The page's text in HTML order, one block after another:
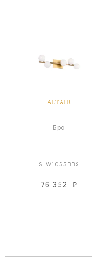
ALTAIR
Бра
SLW1055BBS
76 352 ₽